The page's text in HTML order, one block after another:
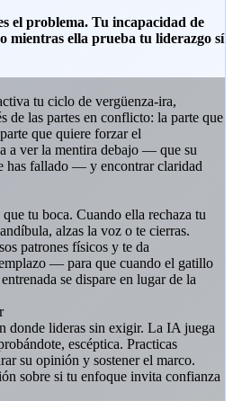
el problema. Tu incapacidad de
mientras ella prueba tu liderazgo sí
tu ciclo de vergüenza-ira,
de las partes en conflicto: la parte que
que quiere forzar el
a ver la mentira debajo — que su
has fallado — y encontrar claridad
tu boca. Cuando ella rechaza tu
alzas la voz o te cierras.
patrones físicos y te da
— para que cuando el gatillo
se dispare en lugar de la
donde lideras sin exigir. La IA juega
escéptica. Practicas
su opinión y sostener el marco.
sobre si tu enfoque invita confianza